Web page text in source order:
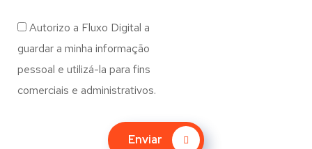
Autorizo a Fluxo Digital a
guardar a minha informação
pessoal e utilizá-la para fins
comerciais e administrativos.
Enviar